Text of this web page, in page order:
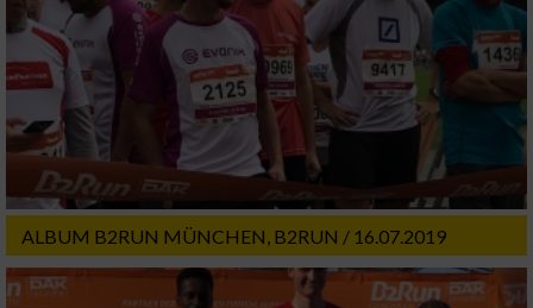
ALBUM B2RUN MÜNCHEN, B2RUN / 16.07.2019